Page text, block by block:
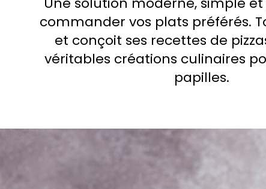
commander vos plats préférés.
et conçoit ses recettes de
véritables créations culinaires
papilles.